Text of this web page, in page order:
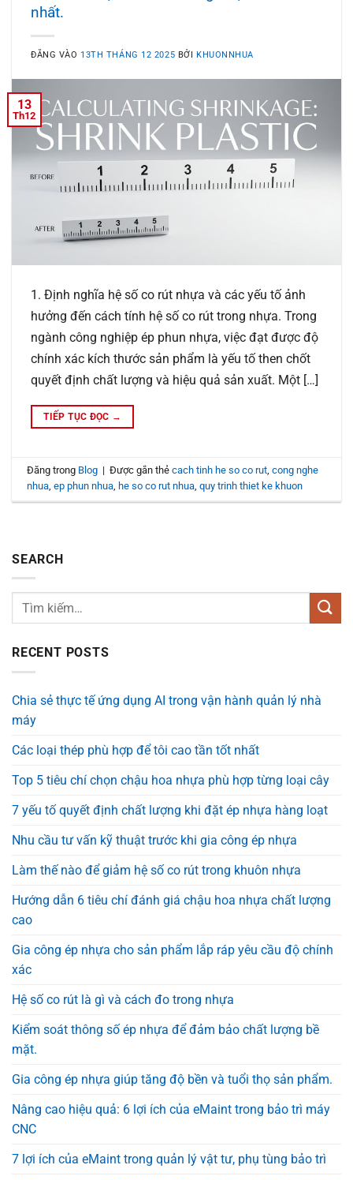
nhất.
ĐĂNG VÀO 13TH THÁNG 12 2025 BỞI KHUONNHUA
13
Th12
1. Định nghĩa hệ số co rút nhựa và các yếu tố ảnh
hưởng đến cách tính hệ số co rút trong nhựa. Trong
ngành công nghiệp ép phun nhựa, việc đạt được độ
chính xác kích thước sản phẩm là yếu tố then chốt
quyết định chất lượng và hiệu quả sản xuất. Một […]
TIẾP TỤC ĐỌC →
Đăng trong Blog | Được gắn thẻcach tinh he so co rut ,cong nghe
nhua ,ep phun nhua he so co rut nhua ,quy trinh thiet ke khuon
SEARCH
RECENT POSTS
Chia sẻ thực tế ứng dụng AI trong vận hành quản lý nhà
máy
Các loại thép phù hợp để tôi cao tần tốt nhất
Top 5 tiêu chí chọn chậu hoa nhựa phù hợp từng loại cây
7 yếu tố quyết định chất lượng khi đặt ép nhựa hàng loạt
Nhu cầu tư vấn kỹ thuật trước khi gia công ép nhựa
Làm thế nào để giảm hệ số co rút trong khuôn nhựa
Hướng dẫn 6 tiêu chí đánh giá chậu hoa nhựa chất lượng
cao
Gia công ép nhựa cho sản phẩm lắp ráp yêu cầu độ chính
xác
Hệ số co rút là gì và cách đo trong nhựa
Kiểm soát thông số ép nhựa để đảm bảo chất lượng bề
mặt.
Gia công ép nhựa giúp tăng độ bền và tuổi thọ sản phẩm.
Nâng cao hiệu quả: 6 lợi ích của eMaint trong bảo trì máy
CNC
7 lợi ích của eMaint trong quản lý vật tư, phụ tùng bảo trì